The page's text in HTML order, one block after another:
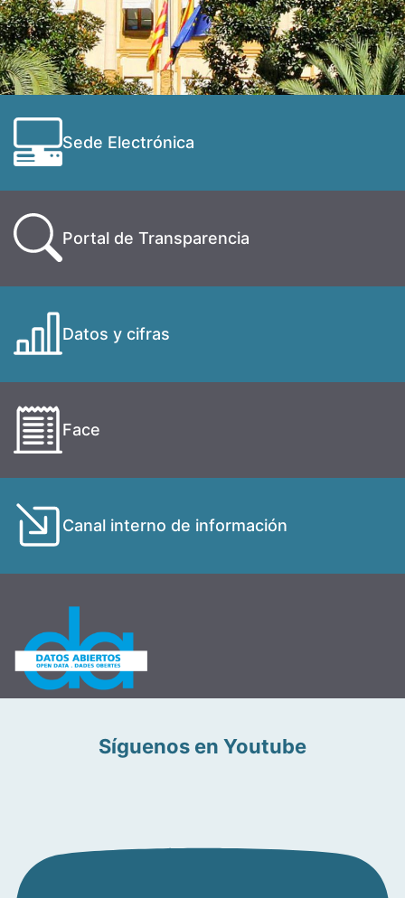
Sede Electrónica
Portal de Transparencia
Datos y cifras
Face
Canal interno de información
Síguenos en Youtube